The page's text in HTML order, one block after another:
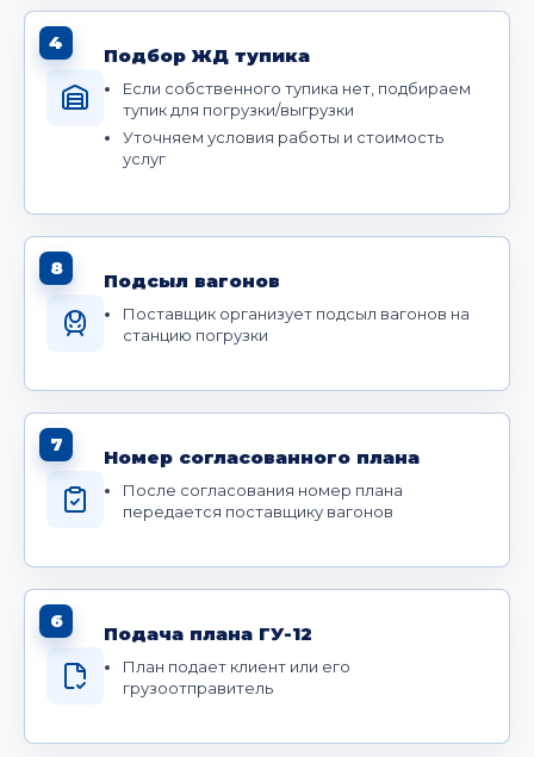
4
Подбор ЖД тупика
Если собственного тупика нет, подбираем
тупик для погрузки/выгрузки
Уточняем условия работы и стоимость
услуг
8
Подсыл вагонов
Поставщик организует подсыл вагонов на
станцию погрузки
7
Номер согласованного плана
После согласования номер плана
передается поставщику вагонов
6
Подача плана ГУ-12
План подает клиент или его
грузоотправитель